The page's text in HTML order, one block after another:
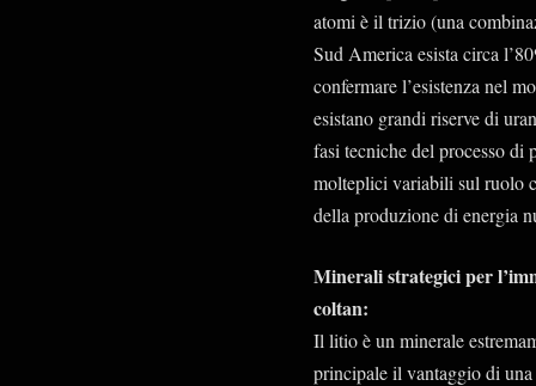
atomi è il trizio (una
Sud America esista circa
confermare l’esistenza nel
esistano grandi riserve di
fasi tecniche del processo di
molteplici variabili sul ruolo
della produzione di energia
Minerali strategici per
coltan:
Il litio è un minerale
principale il vantaggio di